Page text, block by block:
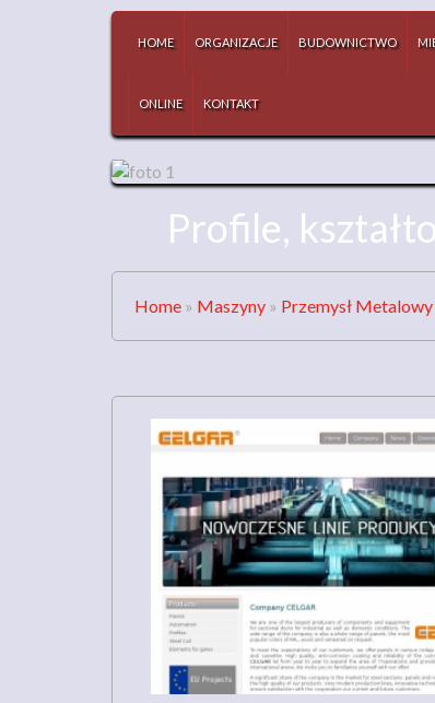
HOME ORGANIZACJE BUDOWNICTWO
ONLINE KONTAKT
Profile,
Home » Maszyny » Przemysł Metalowy